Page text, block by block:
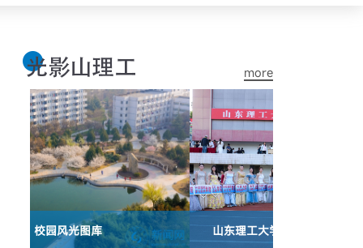
more
山东理工大学2026年春季运动会闭幕式